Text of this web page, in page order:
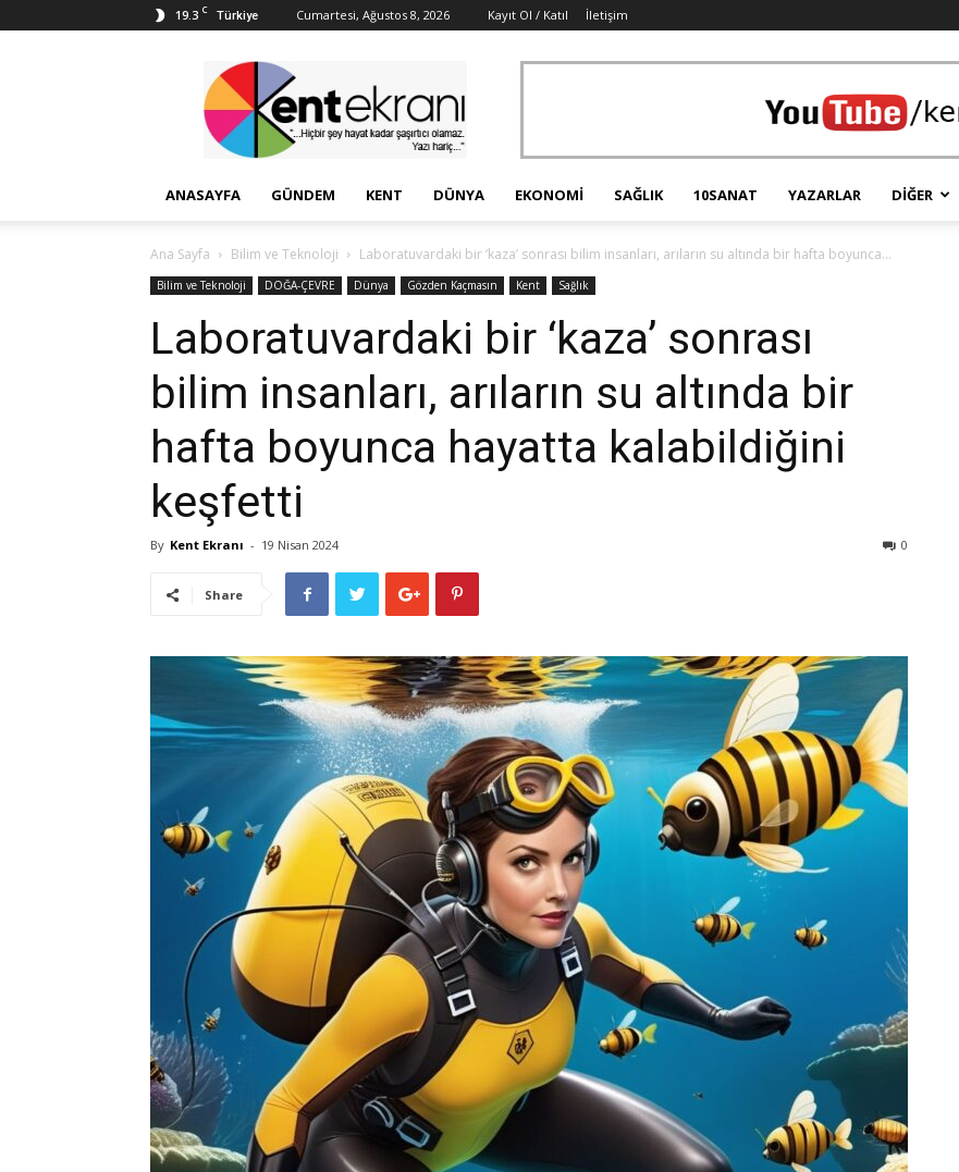
19.3 C Türkiye Cumartesi, Ağustos 8, 2026 Kayıt Ol / Katıl İletişim
Ekranı
ANASAYFA GÜNDEM KENT DÜNYA EKONOMI SAĞLIK 10SANAT YAZARLAR DIĞER
Ana Sayfa Bilim ve Teknoloji Laboratuvardaki bir ‘kaza’ sonrası bilim insanları, arıların su altında bir hafta boyunca...
Bilim ve Teknoloji DOĞA-ÇEVRE Dünya Gözden Kaçmasın Kent Sağlık
Laboratuvardaki bir ‘kaza’ sonrası
bilim insanları, arıların su altında bir
hafta boyunca hayatta kalabildiğini
keşfetti
By Kent Ekranı - 19 Nisan 2024 0
Share